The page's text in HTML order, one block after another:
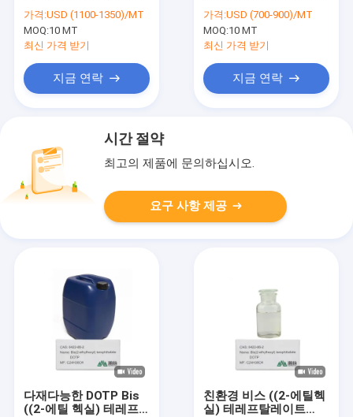
가격:USD (1100-1350)/MT
MOQ:10 MT
최신 가격 받기
지금 연락
지속 가능한 효과적인
화학 첨가물
가격:USD (700-900)/MT
MOQ:10 MT
최신 가격 받기
지금 연락
시간 절약
최고의 제품에 문의하십시오.
요구 사항 제공
다재다능한 DOTP Bis
((2-에틸 헥실) 테레프
친환경 비스 ((2-에틸헥
실) 테레프탈레이트